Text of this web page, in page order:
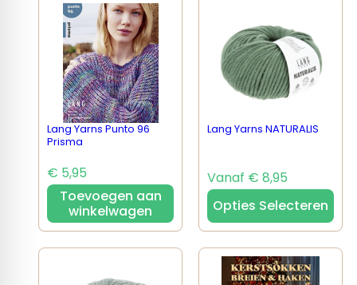
Lang Yarns Punto 96
Prisma
€ 5,95
Toevoegen aan
winkelwagen
Lang Yarns NATURALIS
Vanaf € 8,95
Opties Selecteren